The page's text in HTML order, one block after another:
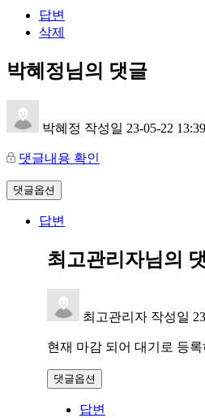
답변
삭제
박혜정님의 댓글
박혜정 작성일 23-05-22 13:39
댓글내용 확인
댓글옵션
답변
최고관리자님의
최고관리자 작성일
현재 마감 되어 대기로 등
댓글옵션
답변